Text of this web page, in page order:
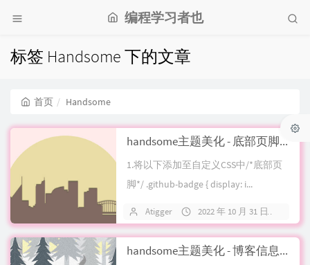
编程学习者也
标签 Handsome 下的文章
首页 Handsome
handsome主题美化 - 底部页脚版权美化
1.将以下添加至自定义CSS中/*底部页
脚*/ .github-badge { display: i...
Atigger 2022 年 10 月 31 日
handsome主题美化 - 博客信息添加访客数量和网站响应耗时